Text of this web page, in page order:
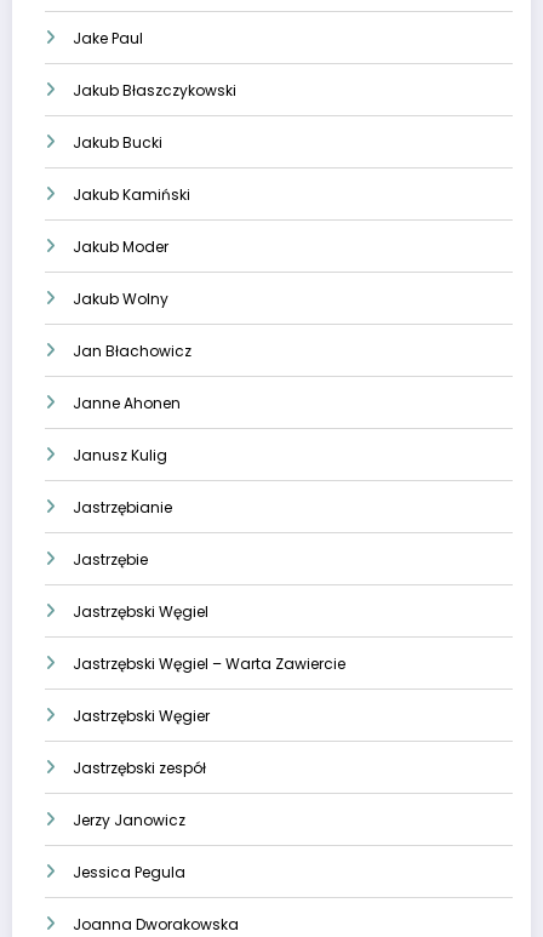
Jake Paul
Jakub Błaszczykowski
Jakub Bucki
Jakub Kamiński
Jakub Moder
Jakub Wolny
Jan Błachowicz
Janne Ahonen
Janusz Kulig
Jastrzębianie
Jastrzębie
Jastrzębski Węgiel
Jastrzębski Węgiel – Warta Zawiercie
Jastrzębski Węgier
Jastrzębski zespół
Jerzy Janowicz
Jessica Pegula
Joanna Dworakowska